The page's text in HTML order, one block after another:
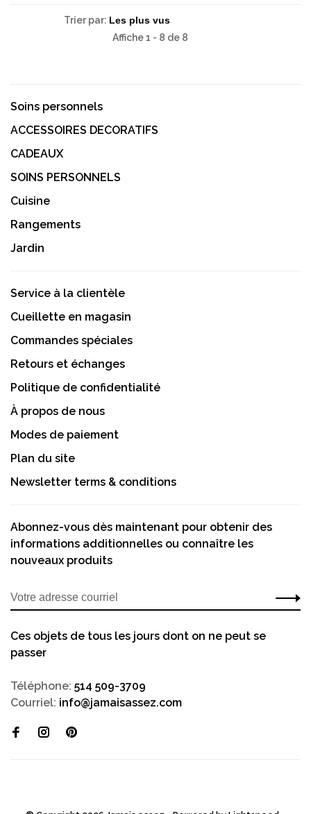
Trier par:
Affiche 1 - 8 de 8
Soins personnels
ACCESSOIRES DECORATIFS
CADEAUX
SOINS PERSONNELS
Cuisine
Rangements
Jardin
Service à la clientèle
Cueillette en magasin
Commandes spéciales
Retours et échanges
Politique de confidentialité
À propos de nous
Modes de paiement
Plan du site
Newsletter terms & conditions
Abonnez-vous dès maintenant pour obtenir des
informations additionnelles ou connaître les
nouveaux produits
Ces objets de tous les jours dont on ne peut se
passer
Téléphone: 514 509-3709
Courriel: info@jamaisassez.com